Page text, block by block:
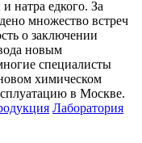
натра едкого. За
множество встреч
о заключении
новым
специалисты
химическом
в Москве.
Лаборатория